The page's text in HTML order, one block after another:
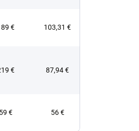
€ 103,31 €
€ 87,94 €
59 € 56 €